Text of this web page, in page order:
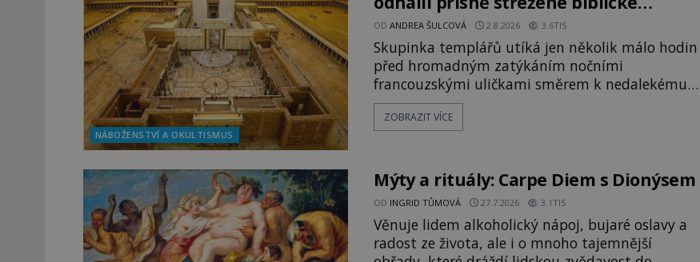
NÁBOŽENSTVÍ A OKULTISMUS
tajemství?
ODANDREA ŠULCOVÁ 2.8.2026 3.6TIS
Skupinka templářů utíká jen několik málo hodin
před hromadným zatýkáním nočními
francouzskými uličkami směrem k nedalekému
přístavu. Jeden z nich má přes ramena ranec s
tajemným obsahem. Kapitán lodi už na ně čeká.
kapitáne?“ zeptá se ho jeden z templářů. „Do Sk
ZOBRAZIT VÍCE
Mýty a rituály: Carpe Diem s Dionýsem
OD INGRID TŮMOVÁ 27.7.2026 3.1TIS
Věnuje lidem alkoholický nápoj, bujaré oslavy a
radost ze života, ale i o mnoho tajemnější